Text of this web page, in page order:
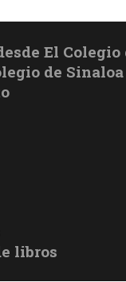
El
de Sinaloa
libros